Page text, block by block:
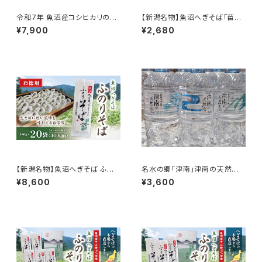
令和7年 魚沼産コシヒカリのパ
ックごはん（特別栽培米）20個セ
ット レンチンごはん
¥7,900
【新潟名物】魚沼へぎそば「苗場
そば」平打ち 5袋入り 国産そば
粉100％使用 化粧箱
¥2,680
【新潟名物】魚沼へぎそば ふの
りそば 180g×20袋 40人前 魚
沼産そば粉100％使用
¥8,600
名水の郷「津南」津南の天然水
550ml×24本
¥3,600